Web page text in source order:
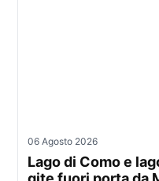
06 Agosto 2026
Lago di Como e lago Maggiore in giornata: